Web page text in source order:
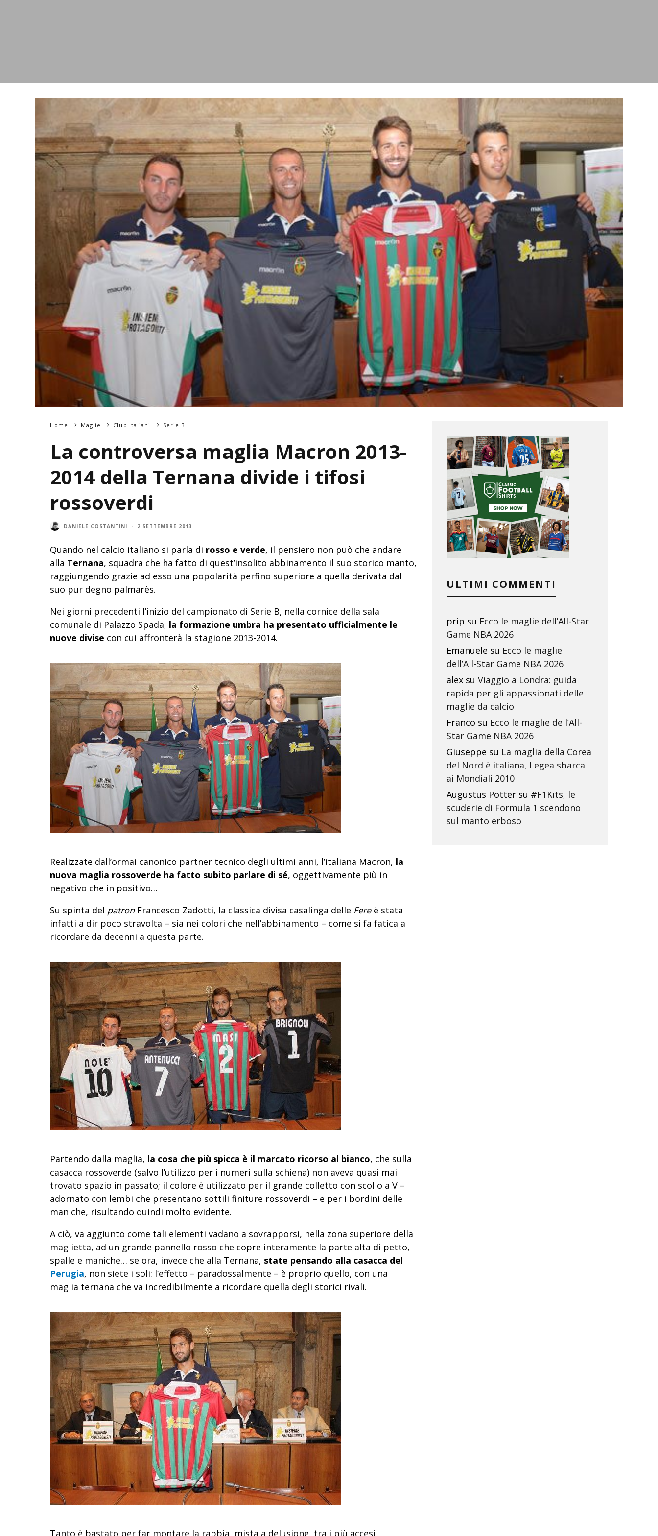
Home Maglie Club Italiani Serie B
La controversa maglia Macron 2013-
2014 della Ternana divide i tifosi
rossoverdi
DANIELE COSTANTINI · 2 SETTEMBRE 2013
Quando nel calcio italiano si parla di rosso e verde, il pensiero non può che andare
alla Ternana, squadra che ha fatto di quest’insolito abbinamento il suo storico manto,
raggiungendo grazie ad esso una popolarità perfino superiore a quella derivata dal
suo pur degno palmarès.
Nei giorni precedenti l’inizio del campionato di Serie B, nella cornice della sala
comunale di Palazzo Spada, la formazione umbra ha presentato ufficialmente le
nuove divise con cui affronterà la stagione 2013-2014.
Realizzate dall’ormai canonico partner tecnico degli ultimi anni, l’italiana Macron, la
nuova maglia rossoverde ha fatto subito parlare di sé, oggettivamente più in
negativo che in positivo…
Su spinta del patronFrancesco Zadotti, la classica divisa casalinga delle Fereè stata
infatti a dir poco stravolta – sia nei colori che nell’abbinamento – come si fa fatica a
ricordare da decenni a questa parte.
Partendo dalla maglia, la cosa che più spicca è il marcato ricorso al bianco, che sulla
casacca rossoverde (salvo l’utilizzo per i numeri sulla schiena) non aveva quasi mai
trovato spazio in passato; il colore è utilizzato per il grande colletto con scollo a V –
adornato con lembi che presentano sottili finiture rossoverdi – e per i bordini delle
maniche, risultando quindi molto evidente.
A ciò, va aggiunto come tali elementi vadano a sovrapporsi, nella zona superiore della
maglietta, ad un grande pannello rosso che copre interamente la parte alta di petto,
spalle e maniche… se ora, invece che alla Ternana, state pensando alla casacca del
Perugia, non siete i soli: l’effetto – paradossalmente – è proprio quello, con una
maglia ternana che va incredibilmente a ricordare quella degli storici rivali.
Tanto è bastato per far montare la rabbia, mista a delusione, tra i più accesi
ULTIMI COMMENTI
prip su Ecco le maglie dell’All-Star
Game NBA 2026
Emanuele su Ecco le maglie
dell’All-Star Game NBA 2026
alex su Viaggio a Londra: guida
rapida per gli appassionati delle
maglie da calcio
Franco su Ecco le maglie dell’All-
Star Game NBA 2026
Giuseppe su La maglia della Corea
del Nord è italiana, Legea sbarca
ai Mondiali 2010
Augustus Potter su #F1Kits, le
scuderie di Formula 1 scendono
sul manto erboso